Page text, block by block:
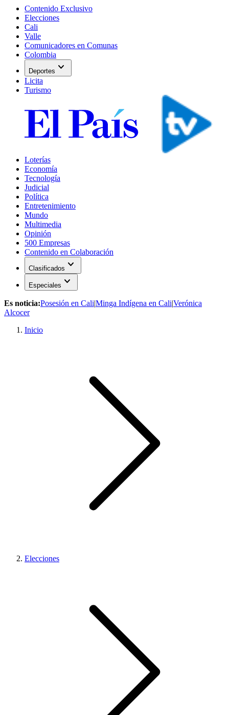
Contenido Exclusivo
Elecciones
Cali
Valle
Comunicadores en Comunas
Colombia
Deportes expand_more
Licita
Turismo
Loterías
Economía
Tecnología
Judicial
Política
Entretenimiento
Mundo
Multimedia
Opinión
500 Empresas
Contenido en Colaboración
Clasificados expand_more
Especiales expand_more
Es noticia:Posesión en Cali|Minga Indígena en Cali|Verónica
Alcocer
Inicio
Elecciones